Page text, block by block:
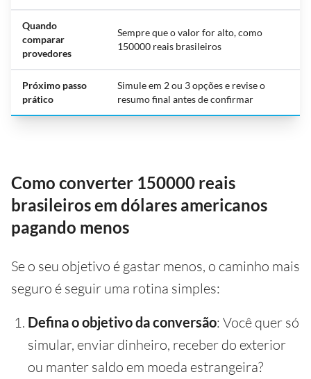
Quando
comparar
provedores
Sempre que o valor for alto, como
150000 reais brasileiros
Próximo passo
prático
Simule em 2 ou 3 opções e revise o
resumo final antes de confirmar
Como converter 150000 reais
brasileiros em dólares americanos
pagando menos
Se o seu objetivo é gastar menos, o caminho mais
seguro é seguir uma rotina simples:
Defina o objetivo da conversão: Você quer só
simular, enviar dinheiro, receber do exterior
ou manter saldo em moeda estrangeira?